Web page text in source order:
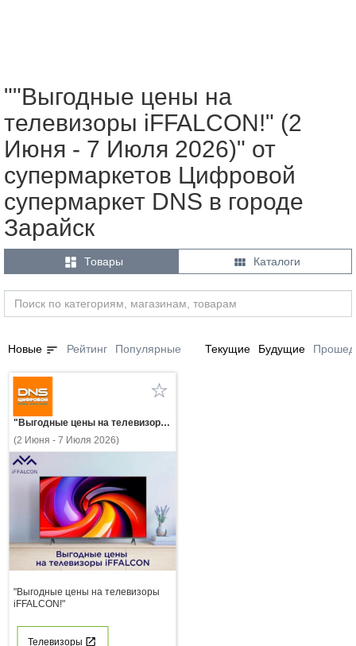
""Выгодные цены на
телевизоры iFFALCON!" (2
Июня - 7 Июля 2026)" от
супермаркетов Цифровой
супермаркет DNS в городе
Зарайск
 Товары  Каталоги
Новые sort Рейтинг Популярные Текущие Будущие
"Выгодные цены на телевизоры iFFALCON!"
(2 Июня - 7 Июля 2026)
"Выгодные цены на телевизоры
iFFALCON!"
Телевизоры